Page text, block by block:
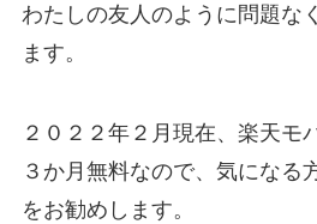
わたしの友人のように問題な
ます。
２０２２年２月現在、楽天モ
３か月無料なので、気になる
をお勧めします。